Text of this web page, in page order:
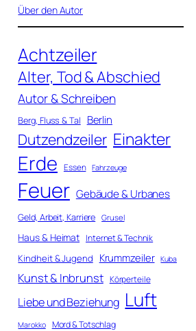
Über den Autor
Achtzeiler
Alter, Tod & Abschied
Autor & Schreiben
Berg, Fluss & Tal Berlin
Dutzendzeiler Einakter
Erde Essen Fahrzeuge
Feuer Gebäude & Urbanes
Geld, Arbeit, Karriere Grusel
Haus & Heimat Internet & Technik
Kindheit & Jugend Krummzeiler Kuba
Kunst & Inbrunst Körperteile
Liebe und Beziehung Luft
Marokko Mord & Totschlag